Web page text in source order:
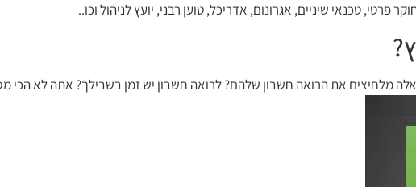
פרטי, טכנאי שיניים, אגרונום, אדריכל, טוען רבני, יועץ לניהול וכו..
מלחיצים את הרואה חשבון שלהם? לרואה חשבון יש זמן בשבילך? אתה לא הכי